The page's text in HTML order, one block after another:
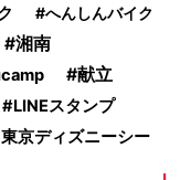
へんしんバイク
湘南
献立
LINEスタンプ
京ディズニーシー